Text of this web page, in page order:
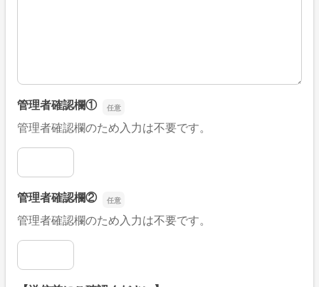
管理者確認欄①
管理者確認欄のため入力は不要です。
管理者確認欄①
管理者確認欄②
管理者確認欄のため入力は不要です。
管理者確認欄②